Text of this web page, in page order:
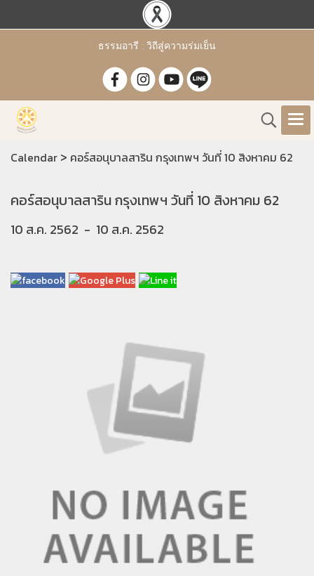
ธรรมอารี : วิถีสู่ความร่มเย็น
Calendar > คอร์สอนุบาลสาริน กรุงเทพฯ วันที่ 10 สิงหาคม 62
คอร์สอนุบาลสาริน กรุงเทพฯ วันที่ 10 สิงหาคม 62
10 ส.ค. 2562 - 10 ส.ค. 2562